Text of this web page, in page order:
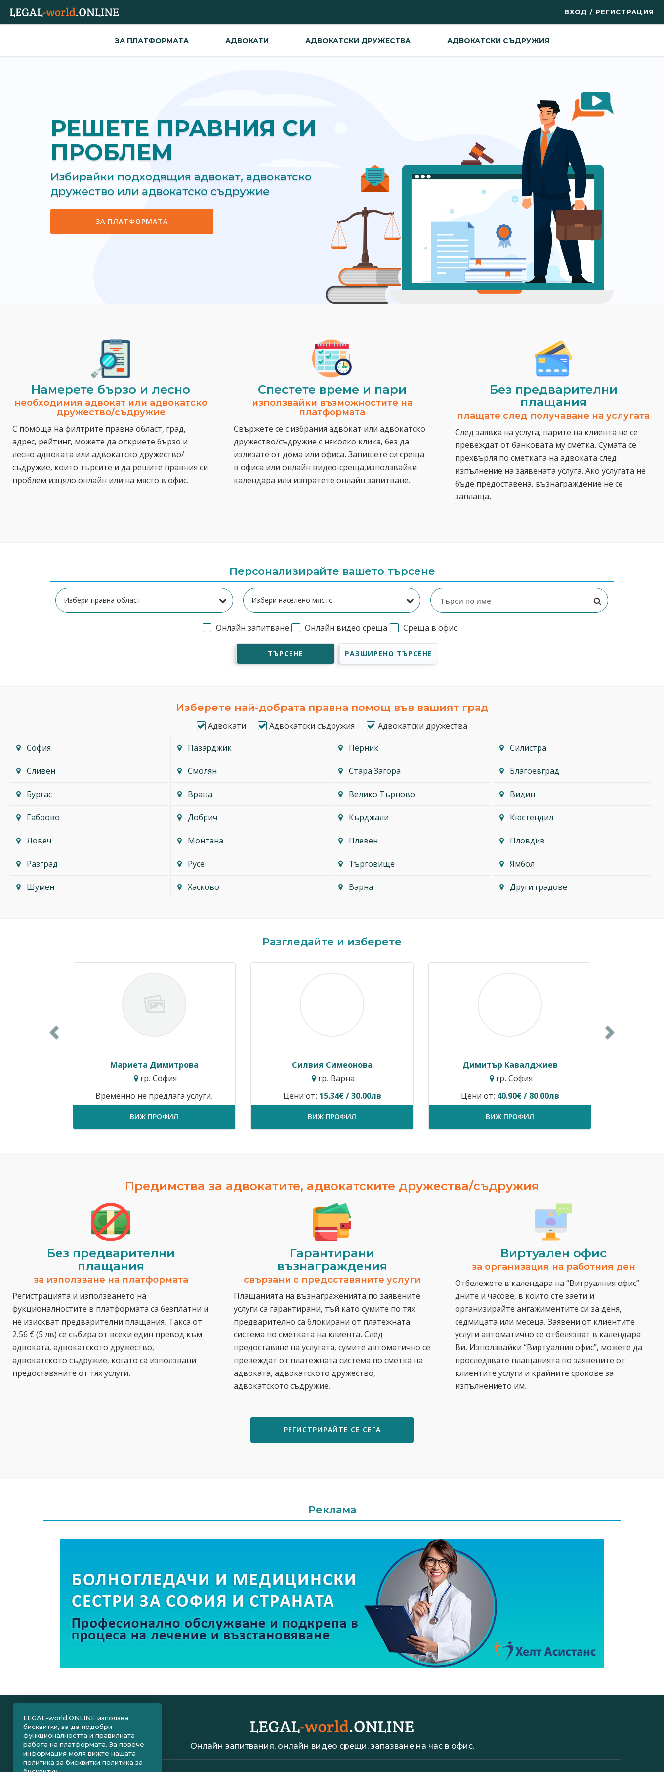
ВХОД / РЕГИСТРАЦИЯ
ЗА ПЛАТФОРМАТА АДВОКАТИ АДВОКАТСКИ ДРУЖЕСТВА АДВОКАТСКИ СЪДРУЖИЯ
РЕШЕТЕ ПРАВНИЯ СИ
ПРОБЛЕМ
Избирайки подходящия адвокат, адвокатско
дружество или адвокатско съдружие
ЗА ПЛАТФОРМАТА
Намерете бързо и лесно
необходимия адвокат или адвокатско
дружество/съдружие
С помоща на филтрите правна област, град,
адрес, рейтинг, можете да откриете бързо и
лесно адвоката или адвокатско дружество/
съдружие, които търсите и да решите правния си
проблем изцяло онлайн или на място в офис.
Спестeте време и пари
използвайки възможностите на
платформата
Свържете се с избрания адвокат или адвокатско
дружество/съдружие с няколко клика, без да
излизате от дома или офиса. Запишете си среща
в офиса или онлайн видео-среща,използвайки
календара или изпратете онлайн запитване.
Без предварителни
плащания
плащате след получаване на услугата
След заявка на услуга, парите на клиента не се
превеждат от банковата му сметка. Сумата се
прехвърля по сметката на адвоката след
изпълнение на заявената услуга. Ако услугата не
бъде предоставена, възнаграждение не се
заплаща.
Персонализирайте вашето търсене
Онлайн запитване Онлайн видео среща Среща в офис
ТЪРСЕНЕ РАЗШИРЕНО ТЪРСЕНЕ
Изберете най-добрата правна помощ във вашият град
Адвокати Адвокатски съдружия
Адвокатски дружества
София
Пазарджик Перник Силистра
Сливен Смолян Стара Загора Благоевград
Бургас Враца Велико Търново Видин
Габрово Добрич Кърджали Кюстендил
Ловеч Монтана Плевен Пловдив
Разград Русе Търговище Ямбол
Шумен Хасково Варна Други градове
Разгледайте и изберете
Силвия Симеонова
15.34€ / 30.00лв
Димитър Кавалджиев
40.90€ / 80.00лв
Ивайло Балкански
Временно не предлага услуги.
Предимства за адвокатите, адвокатските дружества/съдружия
Без предварителни
плащания
за използване на платформата
Регистрацията и използването на
фукционалностите в платформата са безплатни и
не изискват предварителни плащания. Такса от
2.56 € (5 лв) се събира от всеки един превод към
адвоката, адвокатското дружество,
адвокатското съдружие, когато са използвани
предоставяните от тях услуги.
Гарантирани
възнаграждения
свързани с предоставяните услуги
Плащанията на възнаграженията по заявените
услуги са гарантирани, тъй като сумите по тях
предварително са блокирани от платежната
система по сметката на клиента. След
предоставяне на услугата, сумите автоматично се
превеждат от платежната система по сметка на
адвоката, адвокатското дружество,
адвокатското съдружие.
Виртуален офис
за организация на работния ден
Отбележете в календара на “Витруалния офис”
дните и часове, в които сте заети и
организирайте ангажиментите си за деня,
седмицата или месеца. Заявени от клиентите
услуги автоматично се отбелязват в календара
Ви. Използвайки “Виртуалния офис”, можете да
проследявате плащанията по заявените от
клиентите услуги и крайните срокове за
изпълнението им.
РЕГИСТРИРАЙТЕ СЕ СЕГА
Реклама
Онлайн запитвания, онлайн видео срещи, запазване на час в офис.
LEGAL-world.ONLINE използва
бисквитки, за да подобри
функционалността и правилната
работа на платформата. За повече
информация моля вижте нашата
политика за бисквитки политика за